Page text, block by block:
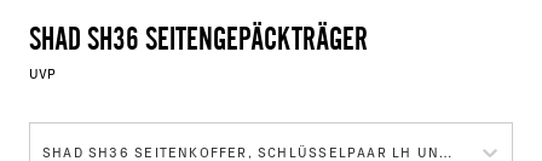
SHAD SH36 SEITENGEPÄCKTRÄGER
UVP
SHAD SH36 SEITENKOFFER, SCHLÜSSELPAAR LH UND RH